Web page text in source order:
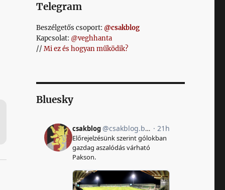
Telegram
Beszélgetős csoport: @csakblog
Kapcsolat: @veghhanta
// Mi ez és hogyan működik?
Bluesky